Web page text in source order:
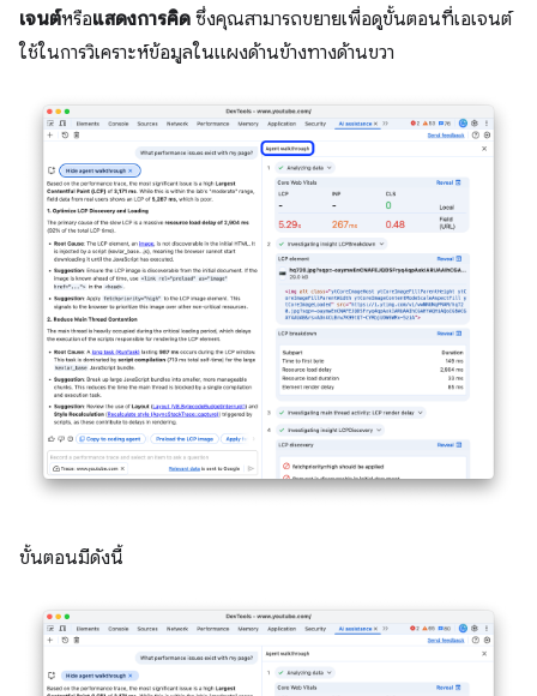
เจนต์หรือแสดงการคิด ซึ่งคุณสามารถขยายเพื่อดูขั้นตอนที่เอเจนต์
ใช้ในการวิเคราะห์ข้อมูลในแผงด้านข้างทางด้านขวา
ขั้นตอนมีดังนี้